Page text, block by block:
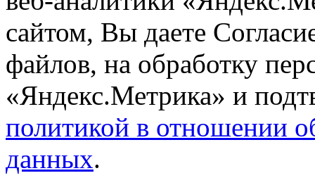
сайтом, Вы даете
файлов, на обработку
«Яндекс.Метрика» и
политикой в отношении
данных.